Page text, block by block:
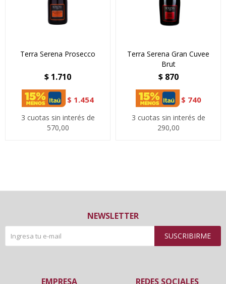
Terra Serena Prosecco
$ 1.710
$ 1.454
3 cuotas sin interés de
570,00
Terra Serena Gran Cuvee
Brut
$ 870
$ 740
3 cuotas sin interés de
290,00
NEWSLETTER
SUSCRIBIRME
REDES SOCIALES
EMPRESA